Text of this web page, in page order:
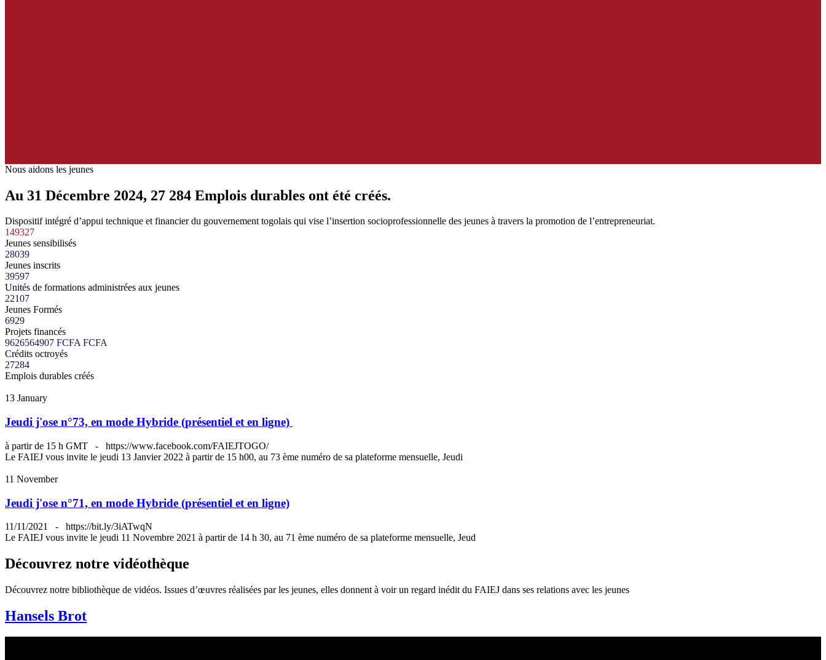
Nous aidons les jeunes
Au 31 Décembre 2024, 27 284 Emplois durables ont été créés.
Dispositif intégré d’appui technique et financier du gouvernement togolais qui vise l’insertion socioprofessionnelle des jeunes à travers la promotion de l’entrepreneuriat.
149327
Jeunes sensibilisés
28039
Jeunes inscrits
39597
Unités de formations administrées aux jeunes
22107
Jeunes Formés
6929
Projets financés
9626564907 FCFAFCFA
Crédits octroyés
27284
Emplois durables créés
13 January
Jeudi j'ose n°73, en mode Hybride (présentiel et en ligne)
à partir de 15 h GMT -
https://www.facebook.com/FAIEJTOGO/
Le FAIEJ vous invite le jeudi 13 Janvier 2022 à partir de 15 h00, au 73 ème numéro de sa plateforme mensuelle, Jeudi
11 November
Jeudi j'ose n°71, en mode Hybride (présentiel et en ligne)
11/11/2021 -
https://bit.ly/3iATwqN
Le FAIEJ vous invite le jeudi 11 Novembre 2021 à partir de 14 h 30, au 71 ème numéro de sa plateforme mensuelle, Jeud
Découvrez notre vidéothèque
Découvrez notre bibliothèque de vidéos. Issues d’œuvres réalisées par les jeunes, elles donnent à voir un regard inédit du FAIEJ dans ses relations avec les jeunes
Hansels Brot